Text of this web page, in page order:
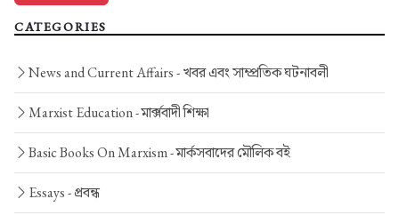
CATEGORIES
News and Current Affairs -খবর এবং সাম্প্রতিক ঘটনাবলী
Marxist Education -মার্ক্সবাদী শিক্ষা
Basic Books On Marxism -মার্কসবাদের মৌলিক বই
Essays -প্রবন্ধ